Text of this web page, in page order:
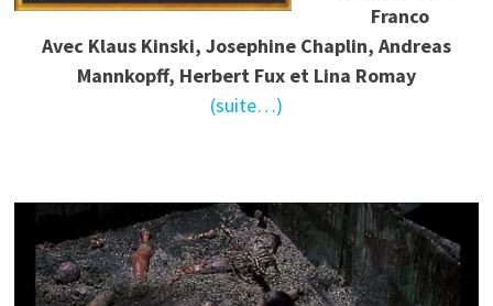
Franco
Avec Klaus Kinski, Josephine Chaplin, Andreas
Mannkopff, Herbert Fux et Lina Romay
(suite…)